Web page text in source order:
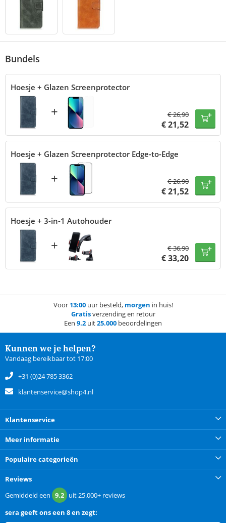
Bundels
Hoesje + Glazen Screenprotector
+ €26,90
€21,52
Hoesje + Glazen Screenprotector Edge-to-Edge
+ €26,90
€21,52
Hoesje + 3-in-1 Autohouder
+ €36,90
€33,20
Voor 13:00uur besteld, morgen in huis!
Gratisverzending en retour
Een 9.2 uit25.000 beoordelingen
Kunnen we je helpen?
Vandaag bereikbaar tot 17:00
+31 (0)24 785 3362
klantenservice@shop4.nl
Klantenservice
Meer informatie
Populaire categorieën
Reviews
Gemiddeld een 9.2 uit25.000+ reviews
sera geeft ons een 8 en zegt: